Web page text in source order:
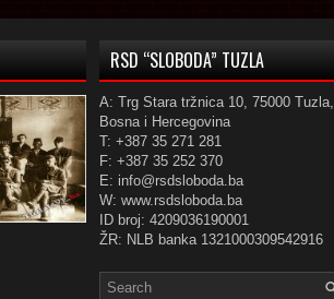
RSD “SLOBODA” TUZLA
A: Trg Stara tržnica 10, 75000 Tuzla,
Bosna i Hercegovina
T: +387 35 271 281
F: +387 35 252 370
E: info@rsdsloboda.ba
W: www.rsdsloboda.ba
ID broj: 4209036190001
ŽR: NLB banka 1321000309542916